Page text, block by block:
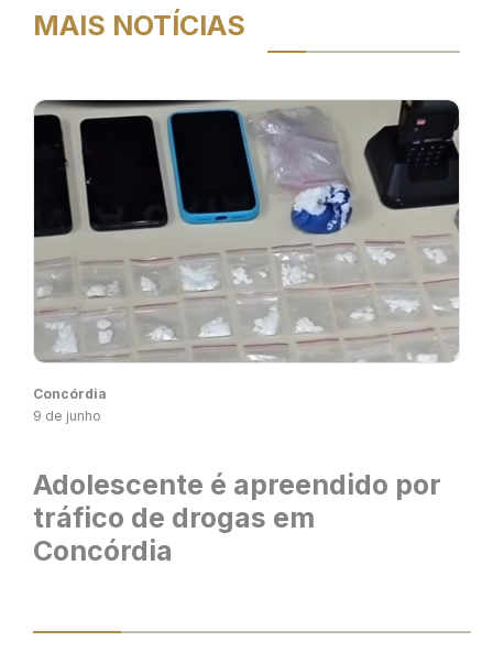
MAIS NOTÍCIAS
Concórdia
9 de junho
Adolescente é apreendido por
tráfico de drogas em
Concórdia